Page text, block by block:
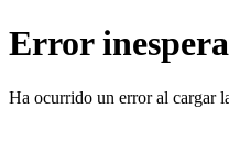
Error
Ha ocurrido un error al cargar